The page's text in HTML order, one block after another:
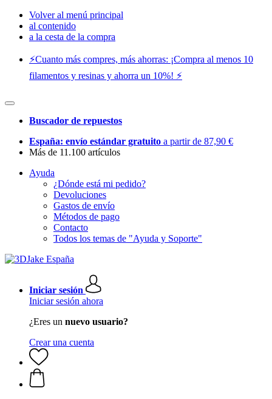
Volver al menú principal
al contenido
a la cesta de la compra
⚡️Cuanto más compres, más ahorras: ¡Compra al menos 10
filamentos y resinas y ahorra un 10%! ⚡️
Buscador de repuestos
España: envío estándar gratuito a partir de 87,90 €
Más de 11.100 artículos
Ayuda
¿Dónde está mi pedido?
Devoluciones
Gastos de envío
Métodos de pago
Contacto
Todos los temas de "Ayuda y Soporte"
Iniciar sesión
Iniciar sesión ahora
¿Eres un nuevo usuario?
Crear una cuenta